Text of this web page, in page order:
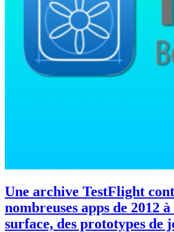
Une archive TestFlight
nombreuses apps de 2012
surface, des prototypes de